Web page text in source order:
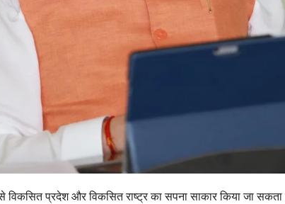
विकसित प्रदेश और विकसित राष्ट्र का सपना साकार किया जा